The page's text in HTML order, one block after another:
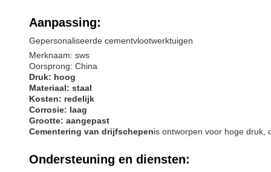
Aanpassing:
Gepersonaliseerde cementvlootwerktuigen
Merknaam: sws
Oorsprong: China
Druk: hoog
Materiaal: staal
Kosten: redelijk
Corrosie: laag
Grootte: aangepast
Cementering van drijfschepenis ontworpen voor hoge druk,
Ondersteuning en diensten: